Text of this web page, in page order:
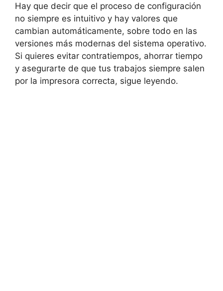
Hay que decir que el proceso de configuración
no siempre es intuitivo y hay valores que
cambian automáticamente, sobre todo en las
versiones más modernas del sistema operativo.
Si quieres evitar contratiempos, ahorrar tiempo
y asegurarte de que tus trabajos siempre salen
por la impresora correcta, sigue leyendo.